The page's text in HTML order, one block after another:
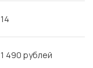
14
1 490 рублей